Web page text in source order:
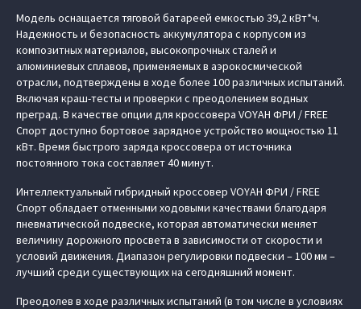
Модель оснащается тяговой батареей емкостью 39,2 кВт*ч.
Надежность и безопасность аккумулятора с корпусом из
композитных материалов, высокопрочных сталей и
алюминиевых сплавов, применяемых в аэрокосмической
отрасли, подтверждены в ходе более 100 различных испытаний.
Включая краш-тесты и проверки с преодолением водных
преград. В качестве опции для кроссовера VOYAH ФРИ / FREE
Спорт доступно бортовое зарядное устройство мощностью 11
кВт. Время быстрого заряда кроссовера от источника
постоянного тока составляет 40 минут.
Интеллектуальный гибридный кроссовер VOYAH ФРИ / FREE
Спорт обладает отменными ходовыми качествами благодаря
пневматической подвеске, которая автоматически меняет
величину дорожного просвета в зависимости от скорости и
условий движения. Диапазон регулировки подвески – 100 мм –
лучший среди существующих на сегодняшний момент.
Преодолев в ходе различных испытаний (в том числе в условиях